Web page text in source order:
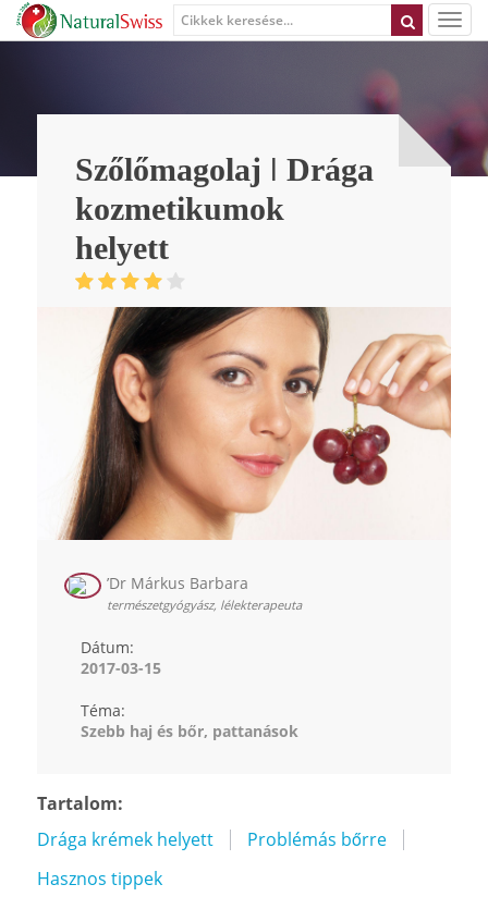
Szőlőmagolaj ǀ Drága
kozmetikumok
helyett
’Dr Márkus Barbara
természetgyógyász, lélekterapeuta
Dátum:
2017-03-15
Téma:
Szebb haj és bőr, pattanások
Tartalom:
Drága krémek helyett
Problémás bőrre
Hasznos tippek